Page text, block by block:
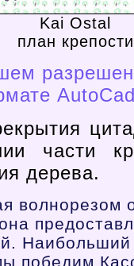
Kai Ostal
план крепости
части
дерева.
победим